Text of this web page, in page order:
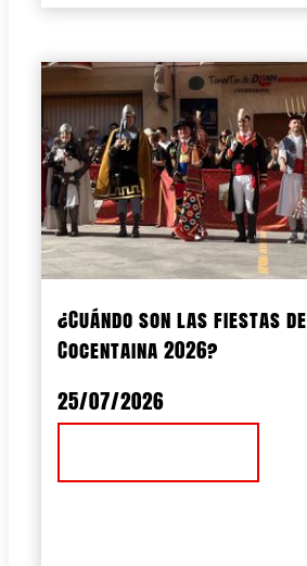
¿Cuándo son las fiestas de
Cocentaina 2026?
25/07/2026